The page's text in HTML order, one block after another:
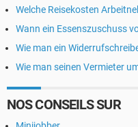
Welche Reisekosten
Wann ein Essenszuschuss
Wie man ein
Wie man seinen Vermieter
NOS CONSEILS SUR